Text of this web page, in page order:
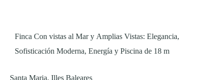
Finca Con vistas al Mar y Amplias Vistas: Elegancia,
Sofisticación Moderna, Energía y Piscina de 18 m
Santa Maria, Illes Baleares